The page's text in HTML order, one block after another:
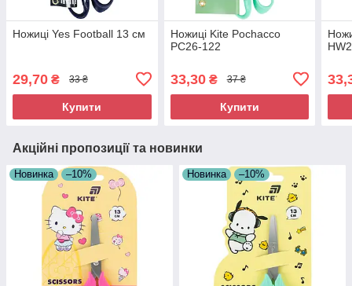
Ножиці Yes Football 13 см
29,70 ₴ 33 ₴
Купити
Ножиці Kite Pochacco
PC26-122
33,30₴ 37 ₴
Купити
Акційні пропозиції та новинки
Новинка –10% Новинка –10%